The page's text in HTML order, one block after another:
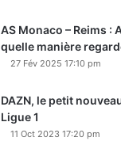
AS Monaco – Reims :
quelle manière
27 Fév 2025 17:10 pm
DAZN, le petit
Ligue 1
11 Oct 2023 17:20 pm